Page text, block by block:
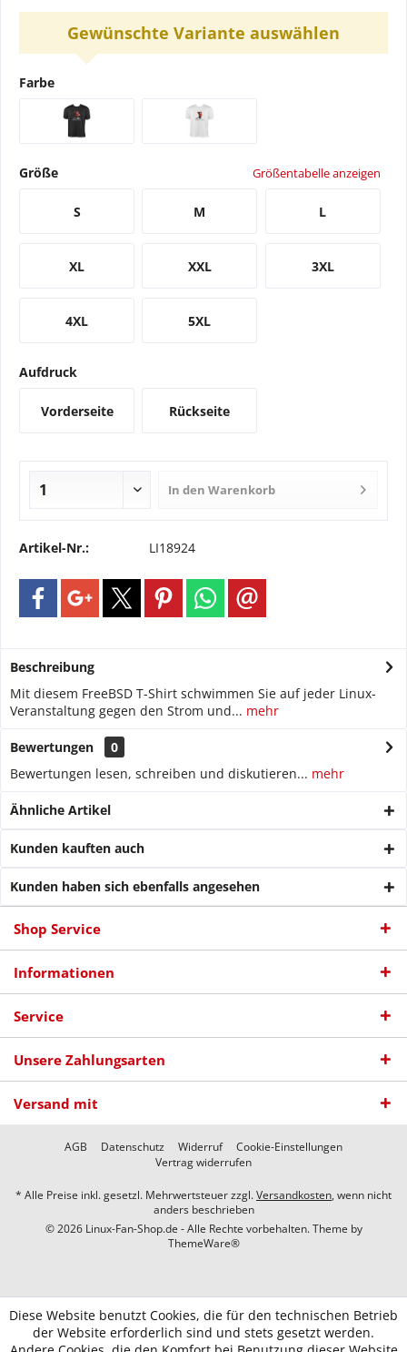
Gewünschte Variante auswählen
Farbe
Größe Größentabelle anzeigen
S M L
XL XXL 3XL
4XL 5XL
Aufdruck
Vorderseite Rückseite
In den Warenkorb
Artikel-Nr.: LI18924
Beschreibung
Mit diesem FreeBSD T-Shirt schwimmen Sie auf jeder Linux-
Veranstaltung gegen den Strom und... mehr
Bewertungen
0
Bewertungen lesen, schreiben und diskutieren... mehr
Ähnliche Artikel
Kunden kauften auch
Kunden haben sich ebenfalls angesehen
Shop Service
Informationen
Service
Unsere Zahlungsarten
Versand mit
AGB Datenschutz Widerruf
Cookie-Einstellungen
Vertrag widerrufen
* Alle Preise inkl. gesetzl. Mehrwertsteuer zzgl.Versandkosten, wenn nicht
anders beschrieben
© 2026 Linux-Fan-Shop.de - Alle Rechte vorbehalten. Theme by
ThemeWare®
Diese Website benutzt Cookies, die für den technischen Betrieb
der Website erforderlich sind und stets gesetzt werden.